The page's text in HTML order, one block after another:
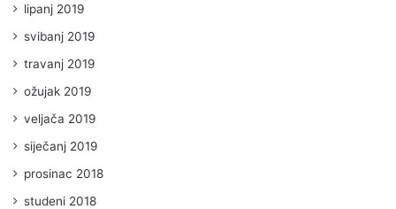
lipanj 2019
svibanj 2019
travanj 2019
ožujak 2019
veljača 2019
siječanj 2019
prosinac 2018
studeni 2018